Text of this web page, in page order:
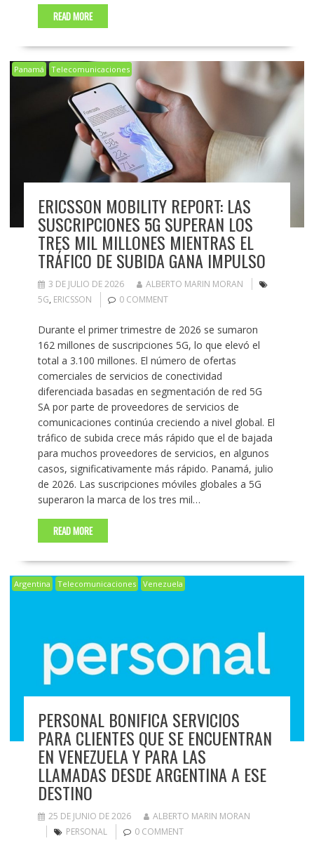
READ MORE
Panamá Telecomunicaciones
ERICSSON MOBILITY REPORT: LAS
SUSCRIPCIONES 5G SUPERAN LOS
TRES MIL MILLONES MIENTRAS EL
TRÁFICO DE SUBIDA GANA IMPULSO
3 DE JULIO DE 2026
ALBERTO MARIN MORAN
5G, ERICSSON 0 COMMENT
Durante el primer trimestre de 2026 se sumaron
162 millones de suscripciones 5G, lo que elevó el
total a 3.100 millones. El número de ofertas
comerciales de servicios de conectividad
diferenciada basadas en segmentación de red 5G
SA por parte de proveedores de servicios de
comunicaciones continúa creciendo a nivel global. El
tráfico de subida crece más rápido que el de bajada
para muchos proveedores de servicios, en algunos
casos, significativamente más rápido. Panamá, julio
de 2026. Las suscripciones móviles globales a 5G
superaron la marca de los tres mil…
READ MORE
Argentina Telecomunicaciones Venezuela
PERSONAL BONIFICA SERVICIOS
PARA CLIENTES QUE SE ENCUENTRAN
EN VENEZUELA Y PARA LAS
LLAMADAS DESDE ARGENTINA A ESE
DESTINO
25 DE JUNIO DE 2026
ALBERTO MARIN MORAN
PERSONAL
0 COMMENT